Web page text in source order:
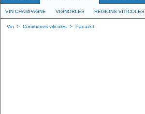
VIN CHAMPAGNE VIGNOBLES REGIONS VITICOLES
Vin > Communes viticoles > Panazol